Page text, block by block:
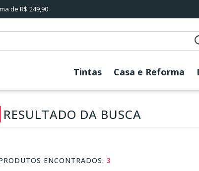
de R$ 249,90
Tintas Casa e Reforma
RESULTADO DA BUSCA
ENCONTRADOS: 3